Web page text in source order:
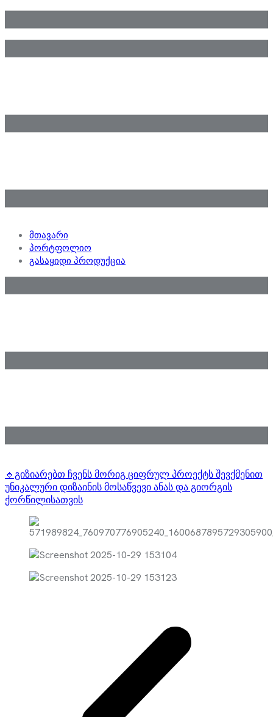
მთავარი
პორტფოლიო
გასაყიდი პროდუქცია
🔹გიზიარებთ ჩვენს მორიგ ციფრულ პროექტს შევქმენით
უნიკალური დიზაინის მოსაწვევი ანას და გიორგის
ქორწილისათვის